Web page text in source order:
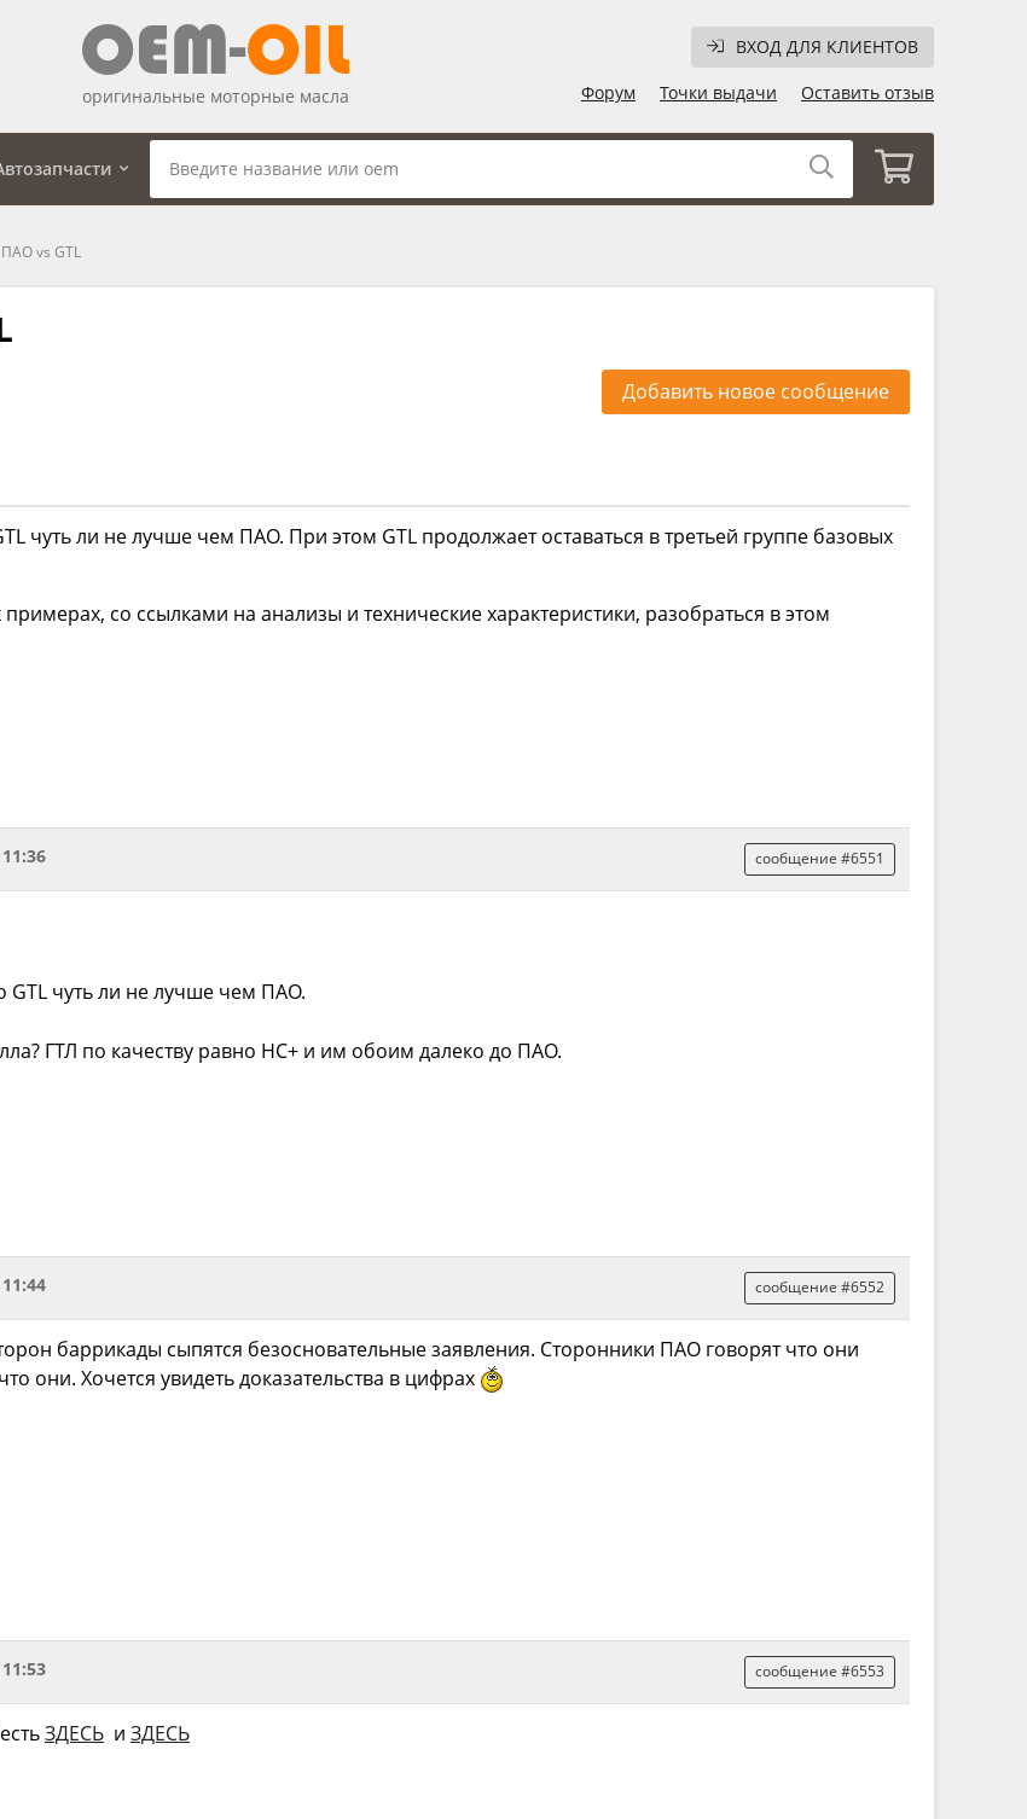
ВХОД ДЛЯ КЛИЕНТОВ
Форум
Точки выдачи Оставить отзыв
оригинальные моторные масла
vs GTL
Добавить новое сообщение
чуть ли не лучше чем ПАО. При этом GTL продолжает оставаться в третьей группе базовых
со ссылками на анализы и технические характеристики, разобраться в этом
сообщение #6551
GTL чуть ли не лучше чем ПАО.
ГТЛ по качеству равно НС+ и им обоим далеко до ПАО.
сообщение #6552
баррикады сыпятся безосновательные заявления. Сторонники ПАО говорят что они
они. Хочется увидеть доказательства в цифрах
сообщение #6553
ЗДЕСЬ и ЗДЕСЬ